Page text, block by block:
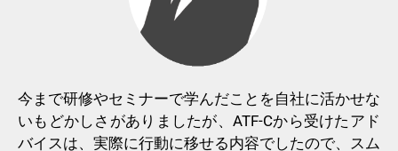
今まで研修やセミナーで学んだことを自社に活かせな
いもどかしさがありましたが、ATF-Cから受けたアド
バイスは、実際に行動に移せる内容でしたので、スム